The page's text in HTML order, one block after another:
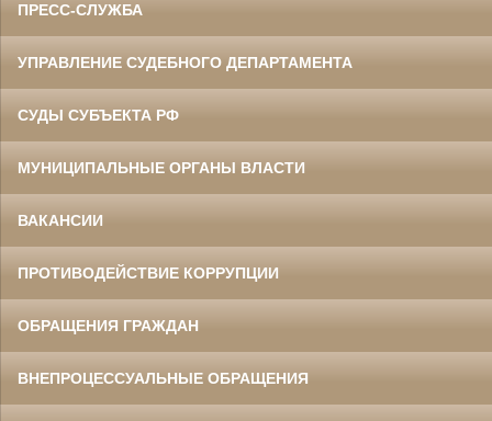
ПРЕСС-СЛУЖБА
УПРАВЛЕНИЕ СУДЕБНОГО ДЕПАРТАМЕНТА
СУДЫ СУБЪЕКТА РФ
МУНИЦИПАЛЬНЫЕ ОРГАНЫ ВЛАСТИ
ВАКАНСИИ
ПРОТИВОДЕЙСТВИЕ КОРРУПЦИИ
ОБРАЩЕНИЯ ГРАЖДАН
ВНЕПРОЦЕССУАЛЬНЫЕ ОБРАЩЕНИЯ